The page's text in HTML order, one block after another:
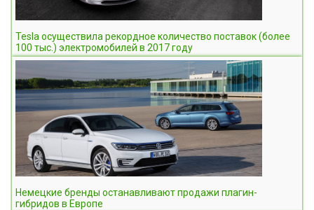
Tesla осуществила рекордное количество поставок (более
100 тыс.) электромобилей в 2017 году
Немецкие бренды останавливают продажи плагин-
гибридов в Европе